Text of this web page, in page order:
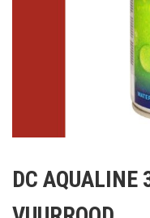
het
DC